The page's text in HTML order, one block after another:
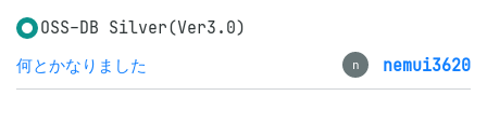
OSS-DB Silver(Ver3.0)
何とかなりました
n nemui3620